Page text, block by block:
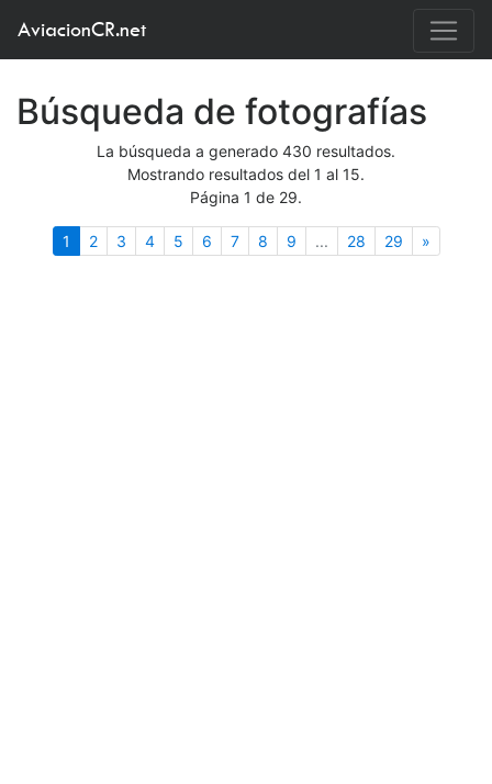
AviacionCR.net
Búsqueda de fotografías
La búsqueda a generado 430 resultados.
Mostrando resultados del 1 al 15.
Página 1 de 29.
1 (actual)
2 3 4 5 6 7 8 9 ... 28 29 »